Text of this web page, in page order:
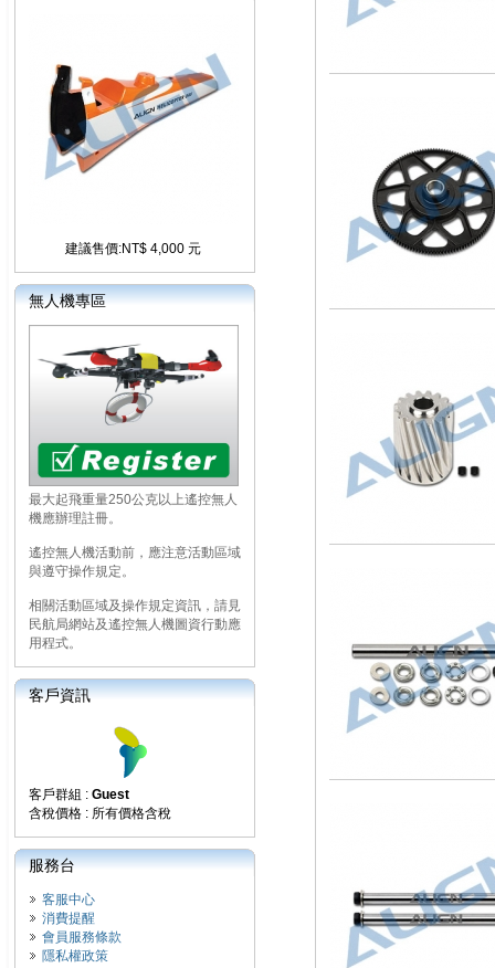
建議售價:NT$ 4,000 元
無人機專區
最大起飛重量250公克以上遙控無人
機應辦理註冊。
遙控無人機活動前，應注意活動區域
與遵守操作規定。
相關活動區域及操作規定資訊，請見
民航局網站及遙控無人機圖資行動應
用程式。
客戶資訊
客戶群組 : Guest
含稅價格 : 所有價格含稅
服務台
客服中心
消費提醒
會員服務條款
隱私權政策